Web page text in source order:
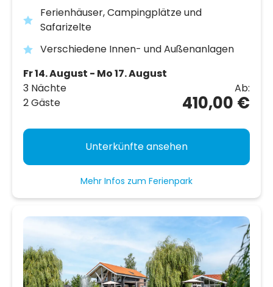
Ferienhäuser, Campingplätze und
Safarizelte
Verschiedene Innen- und Außenanlagen
Fr 14. August - Mo 17. August
3 Nächte
2 Gäste
Ab:
410,00 €
Unterkünfte ansehen
Mehr Infos zum Ferienpark